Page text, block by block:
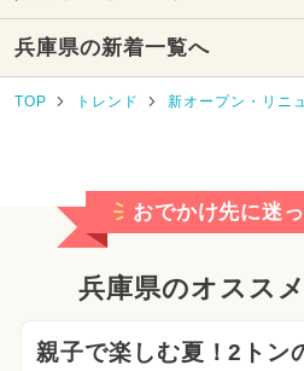
兵庫県の新着一覧へ
TOP トレンド 新オープン・リニ
おでかけ先に迷
兵庫県のオスス
親子で楽しむ夏！2トン